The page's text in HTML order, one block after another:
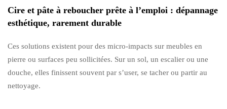
Cire et pâte à reboucher prête à l’emploi : dépannage
esthétique, rarement durable
Ces solutions existent pour des micro-impacts sur meubles en
pierre ou surfaces peu sollicitées. Sur un sol, un escalier ou une
douche, elles finissent souvent par s’user, se tacher ou partir au
nettoyage.